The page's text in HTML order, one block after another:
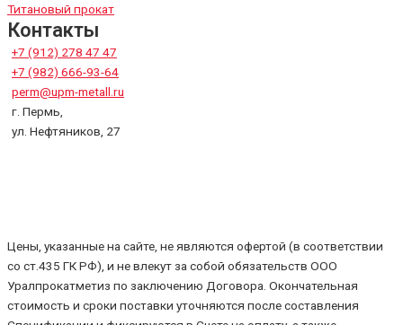
Титановый прокат
Контакты
+7 (912) 278 47 47
+7 (982) 666-93-64
perm@upm-metall.ru
г. Пермь,
ул. Нефтяников, 27
Цены, указанные на сайте, не являются офертой (в соответствии
со ст.435 ГК РФ), и не влекут за собой обязательств ООО
Уралпрокатметиз по заключению Договора. Окончательная
стоимость и сроки поставки уточняются после составления